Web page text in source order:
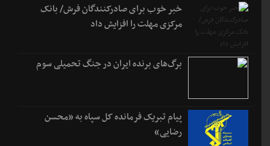
خبر خوب برای صادرکنندگان فرش/ بانک
مرکزی مهلت را افزایش داد
برگ‌های برنده ایران در جنگ تحمیلی سوم
پیام تبریک فرمانده کل سپاه به «محسن
رضایی»